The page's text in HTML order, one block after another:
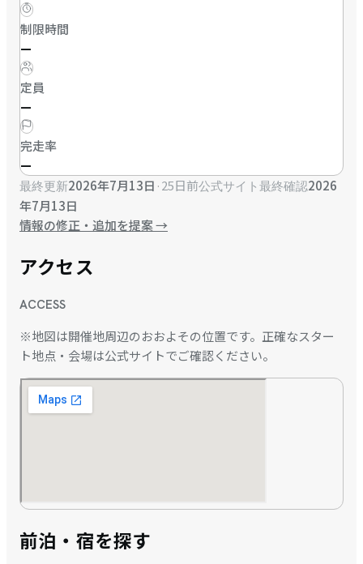
制限時間
—
定員
—
完走率
—
最終更新2026年7月13日 ·25日前公式サイト最終確認2026
年7月13日
情報の修正・追加を提案→
アクセス
ACCESS
※地図は開催地周辺のおおよその位置です。正確なスター
ト地点・会場は公式サイトでご確認ください。
前泊・宿を探す